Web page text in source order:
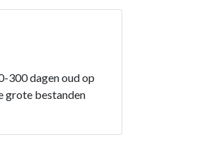
300 dagen oud op
grote bestanden